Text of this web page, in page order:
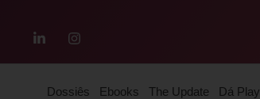
Dossiês Ebooks The Update Dá Play